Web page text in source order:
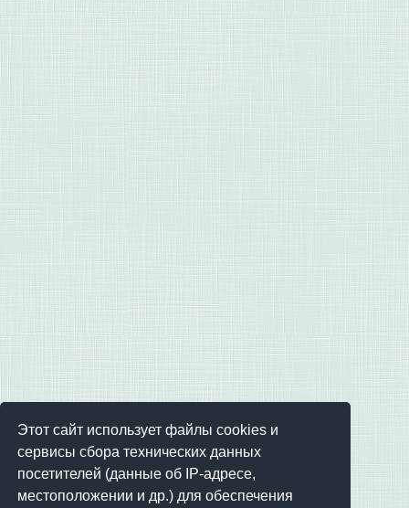
Этот сайт использует файлы cookies и
сервисы сбора технических данных
посетителей (данные об IP-адресе,
местоположении и др.) для обеспечения